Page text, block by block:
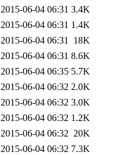
2015-06-04 06:31 3.4K
2015-06-04 06:31 1.4K
2015-06-04 06:31 18K
2015-06-04 06:31 8.6K
2015-06-04 06:35 5.7K
2015-06-04 06:32 2.0K
2015-06-04 06:32 3.0K
2015-06-04 06:32 1.2K
2015-06-04 06:32 20K
2015-06-04 06:32 7.3K